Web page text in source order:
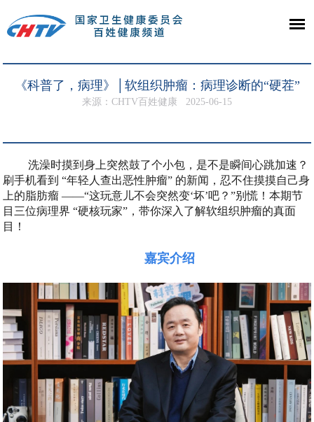
《科普了，病理》│软组织肿瘤：病理诊断的“硬茬”
来源：CHTV百姓健康 2025-06-15
洗澡时摸到身上突然鼓了个小包，是不是瞬间心跳加速？
刷手机看到 “年轻人查出恶性肿瘤” 的新闻，忍不住摸摸自己身
上的脂肪瘤 ——“这玩意儿不会突然变‘坏’吧？”别慌！本期节
目三位病理界 “硬核玩家”，带你深入了解软组织肿瘤的真面
目！
嘉宾介绍